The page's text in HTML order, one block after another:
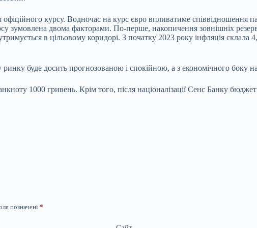
офіційного курсу. Водночас на курс євро впливатиме
зумовлена двома факторами. По-перше, накопичення зовнішніх
утримується в цільовому коридорі. З початку 2023 року інфляція
буде досить прогнозованою і спокійною, а з економічного боку на
1000 гривень. Крім того, після націоналізації Сенс Банку бюджет
позначені *